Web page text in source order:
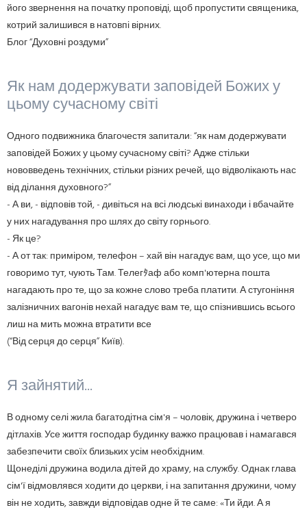
його звернення на початку проповіді, щоб пропустити священика,
котрий залишився в натовпі вірних.
Блог “Духовні роздуми”
Як нам додержувати заповідей Божих у
цьому сучасному світі
Одного подвижника благочестя запитали: “як нам додержувати
заповідей Божих у цьому сучасному світі? Адже стільки
нововведень технічних, стільки різних речей, що відволікають нас
від ділання духовного?”
- А ви, - відповів той, - дивіться на всі людські винаходи і вбачайте
у них нагадування про шлях до світу горнього.
- Як це?
- А от так: приміром, телефон – хай він нагадує вам, що усе, що ми
говоримо тут, чують Там. Телегﾀаф або комп'ютерна пошта
нагадають про те, що за кожне слово треба платити. А стугоніння
залізничних вагонів нехай нагадує вам те, що спізнившись всього
лиш на мить можна втратити все
(“Від серця до серця” Київ).
Я зайнятий...
В одному селі жила багатодітна сім'я – чоловік, дружина і четверо
дітлахів. Усе життя господар будинку важко працював і намагався
забезпечити своїх близьких усім необхідним.
Щонеділі дружина водила дітей до храму, на службу. Однак глава
сім'ї відмовлявся ходити до церкви, і на запитання дружини, чому
він не ходить, завжди відповідав одне й те саме: «Ти йди. А я